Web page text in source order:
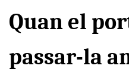
Quan el
passar-la